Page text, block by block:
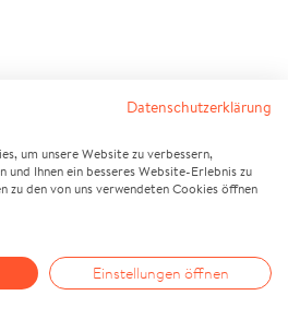
Datenschutzerklärung
um unsere Website zu verbessern,
und Ihnen ein besseres Website-Erlebnis zu
den von uns verwendeten Cookies öffnen
Einstellungen öffnen